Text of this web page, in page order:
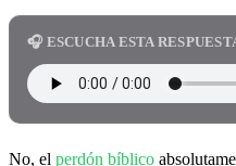
🎧 ESCUCHA ESTA
No, el perdón bíblico